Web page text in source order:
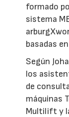
formado
sistema
basadas
Según
los
de
máquinas
Multilift y